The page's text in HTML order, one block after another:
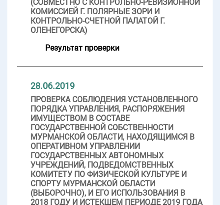
(СОВМЕСТНО С КОНТРОЛЬНО-РЕВИЗИОННОЙ
КОМИССИЕЙ Г. ПОЛЯРНЫЕ ЗОРИ И
КОНТРОЛЬНО-СЧЕТНОЙ ПАЛАТОЙ Г.
ОЛЕНЕГОРСКА)
Результат проверки
28.06.2019
ПРОВЕРКА СОБЛЮДЕНИЯ УСТАНОВЛЕННОГО
ПОРЯДКА УПРАВЛЕНИЯ, РАСПОРЯЖЕНИЯ
ИМУЩЕСТВОМ В СОСТАВЕ
ГОСУДАРСТВЕННОЙ СОБСТВЕННОСТИ
МУРМАНСКОЙ ОБЛАСТИ, НАХОДЯЩИМСЯ В
ОПЕРАТИВНОМ УПРАВЛЕНИИ
ГОСУДАРСТВЕННЫХ АВТОНОМНЫХ
УЧРЕЖДЕНИЙ, ПОДВЕДОМСТВЕННЫХ
КОМИТЕТУ ПО ФИЗИЧЕСКОЙ КУЛЬТУРЕ И
СПОРТУ МУРМАНСКОЙ ОБЛАСТИ
(ВЫБОРОЧНО), И ЕГО ИСПОЛЬЗОВАНИЯ В
2018 ГОДУ И ИСТЕКШЕМ ПЕРИОДЕ 2019 ГОДА